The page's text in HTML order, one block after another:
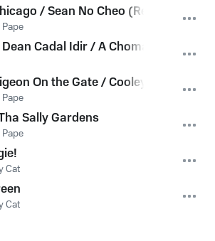
/ Sean No Cheo (Reel)
Pape
Cadal Idir / A Chomaraigh
On the Gate / Cooley's / Musical
Pape
Sally Gardens
Pape
Cat
Cat